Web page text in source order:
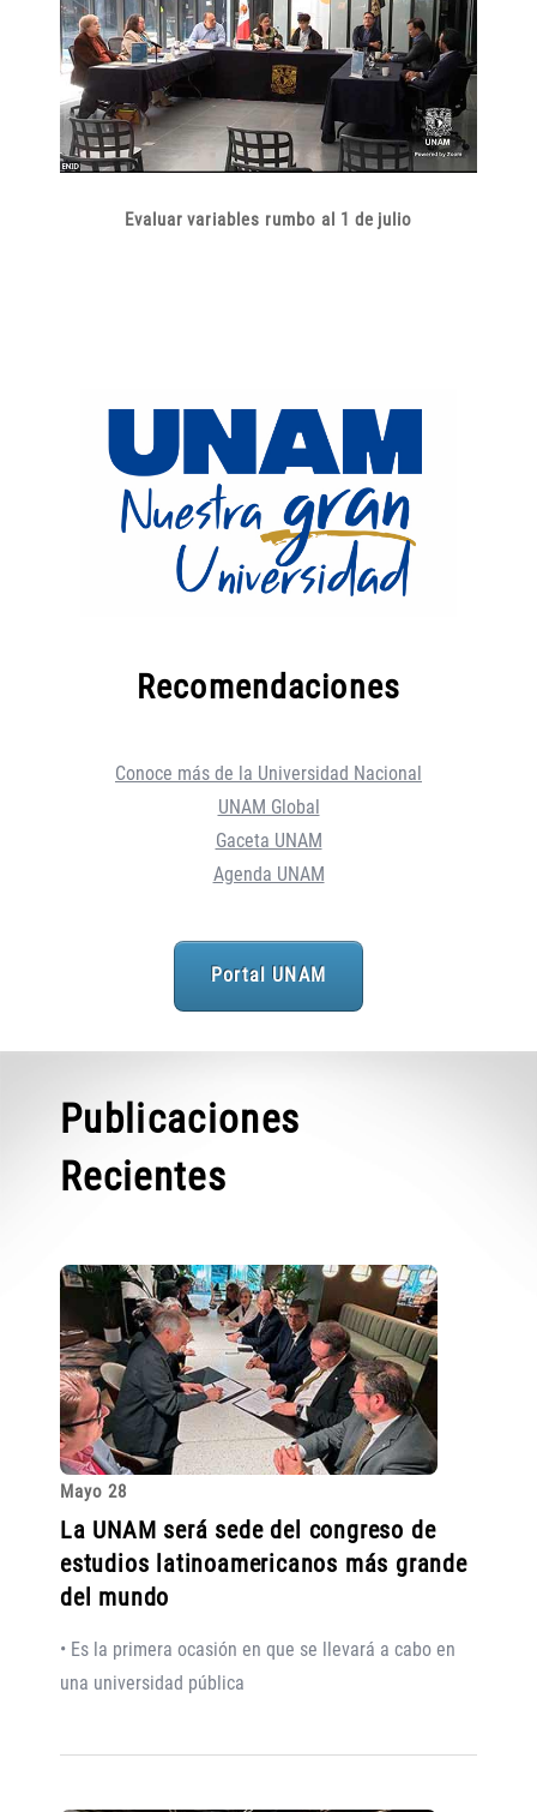
Evaluar variables rumbo al 1 de julio
Recomendaciones
Conoce más de la Universidad Nacional
UNAM Global
Gaceta UNAM
Agenda UNAM
Portal UNAM
Publicaciones
Recientes
Mayo 28
La UNAM será sede del congreso de
estudios latinoamericanos más grande
del mundo
• Es la primera ocasión en que se llevará a cabo en
una universidad pública